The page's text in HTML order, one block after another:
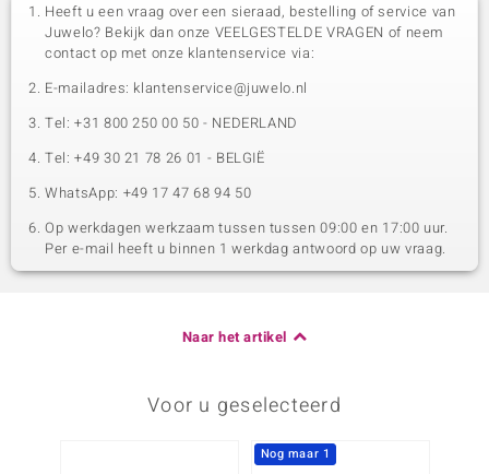
Heeft u een vraag over een sieraad, bestelling of service van
Juwelo? Bekijk dan onze VEELGESTELDE VRAGEN of neem
contact op met onze klantenservice via:
E-mailadres: klantenservice@juwelo.nl
Tel: +31 800 250 00 50 - NEDERLAND
Tel: +49 30 21 78 26 01 - BELGIË
WhatsApp: +49 17 47 68 94 50
Op werkdagen werkzaam tussen tussen 09:00 en 17:00 uur.
Per e-mail heeft u binnen 1 werkdag antwoord op uw vraag.
Naar het artikel
Voor u geselecteerd
Nog maar 1